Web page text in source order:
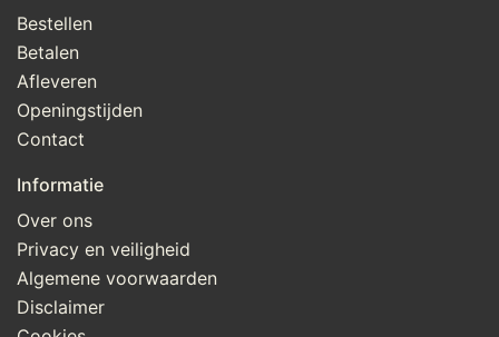
Bestellen
Betalen
Afleveren
Openingstijden
Contact
Informatie
Over ons
Privacy en veiligheid
Algemene voorwaarden
Disclaimer